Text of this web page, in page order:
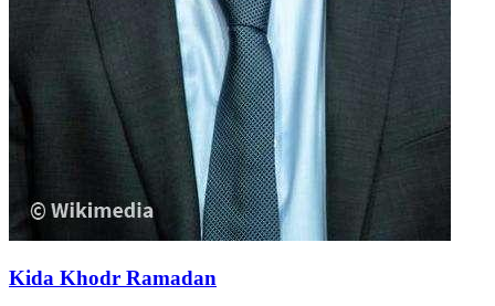
Kida Khodr Ramadan